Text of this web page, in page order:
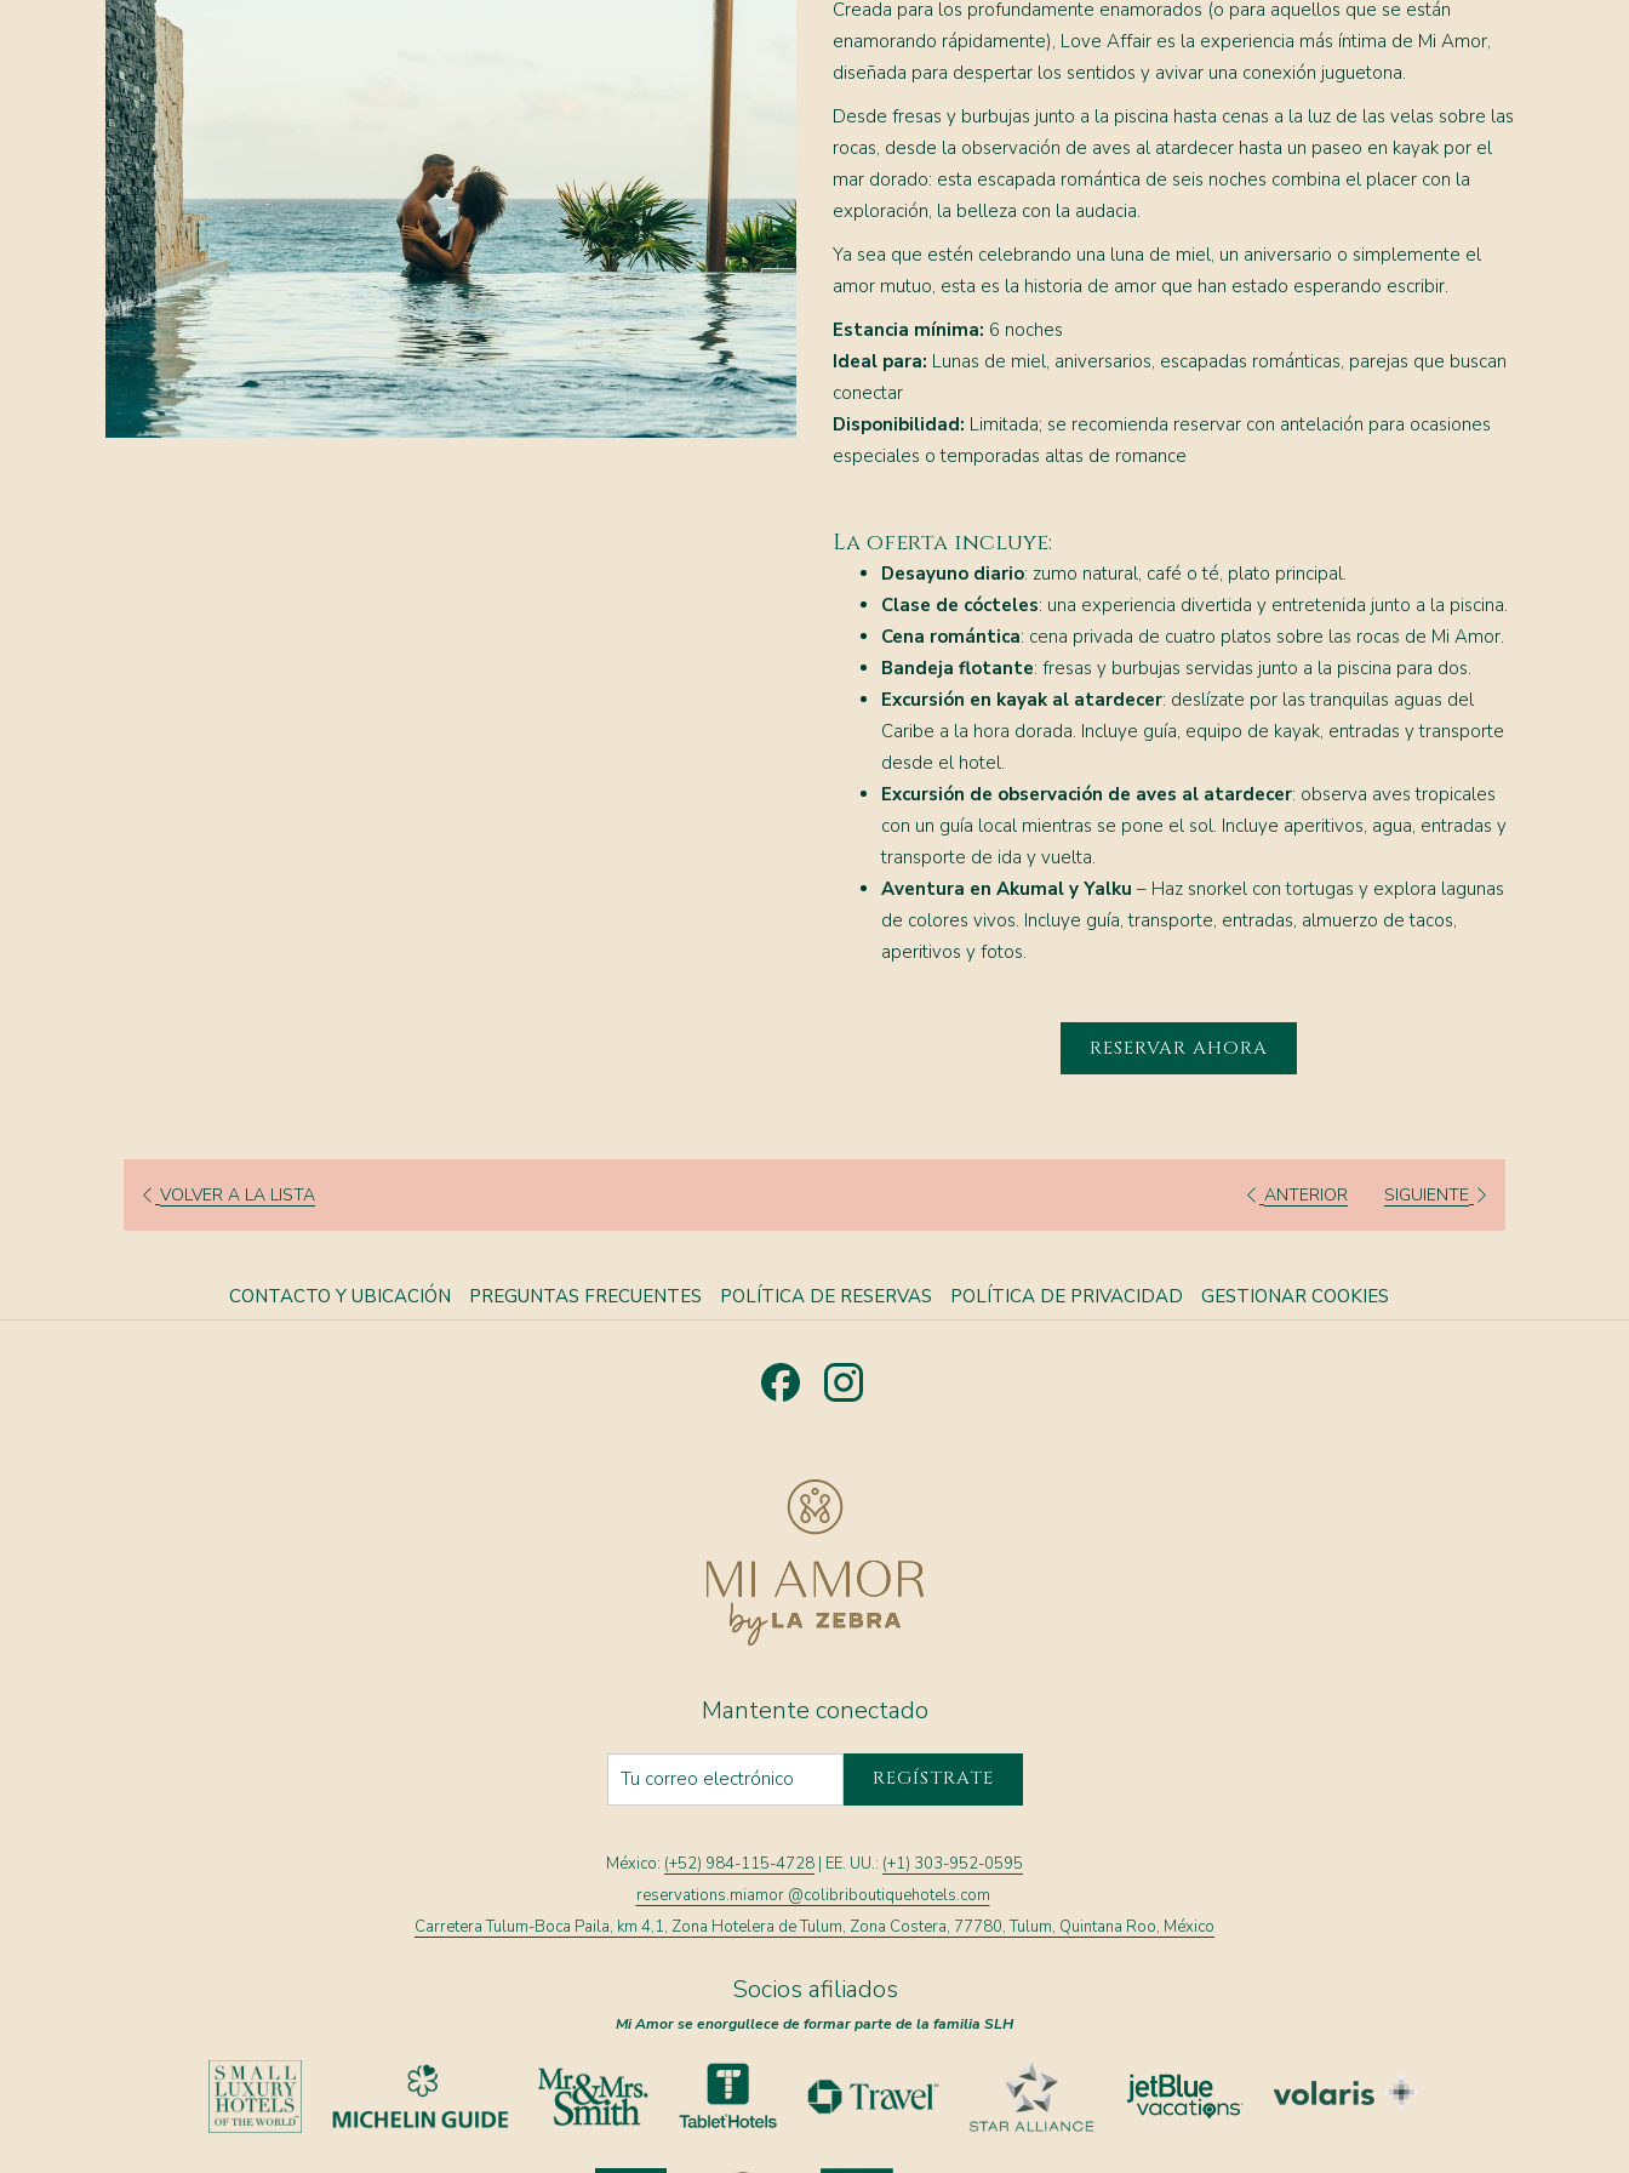
Creada para los profundamente enamorados (o para aquellos que se están
enamorando rápidamente), Love Affair es la experiencia más íntima de Mi Amor,
diseñada para despertar los sentidos y avivar una conexión juguetona.
Desde fresas y burbujas junto a la piscina hasta cenas a la luz de las velas sobre las
rocas, desde la observación de aves al atardecer hasta un paseo en kayak por el
mar dorado: esta escapada romántica de seis noches combina el placer con la
exploración, la belleza con la audacia.
Ya sea que estén celebrando una luna de miel, un aniversario o simplemente el
amor mutuo, esta es la historia de amor que han estado esperando escribir.
Estancia mínima: 6 noches
Ideal para: Lunas de miel, aniversarios, escapadas románticas, parejas que buscan
conectar
Disponibilidad: Limitada; se recomienda reservar con antelación para ocasiones
especiales o temporadas altas de romance
La oferta incluye:
Desayuno diario: zumo natural, café o té, plato principal.
Clase de cócteles: una experiencia divertida y entretenida junto a la piscina.
Cena romántica: cena privada de cuatro platos sobre las rocas de Mi Amor.
Bandeja flotante: fresas y burbujas servidas junto a la piscina para dos.
Excursión en kayak al atardecer: deslízate por las tranquilas aguas del
Caribe a la hora dorada. Incluye guía, equipo de kayak, entradas y transporte
desde el hotel.
Excursión de observación de aves al atardecer: observa aves tropicales
con un guía local mientras se pone el sol. Incluye aperitivos, agua, entradas y
transporte de ida y vuelta.
Aventura en Akumal y Yalku – Haz snorkel con tortugas y explora lagunas
de colores vivos. Incluye guía, transporte, entradas, almuerzo de tacos,
aperitivos y fotos.
RESERVAR AHORA
VOLVER A LA LISTA ANTERIOR SIGUIENTE
CONTACTO Y UBICACIÓN PREGUNTAS FRECUENTES POLÍTICA DE RESERVAS POLÍTICA DE PRIVACIDAD GESTIONAR COOKIES
Mantente conectado
REGÍSTRATE
México: (+52) 984-115-4728 | EE. UU.: (+1) 303-952-0595
reservations.miamor @colibriboutiquehotels.com
Carretera Tulum-Boca Paila, km 4,1, Zona Hotelera de Tulum, Zona Costera, 77780, Tulum, Quintana Roo, México
Socios afiliados
Mi Amor se enorgullece de formar parte de la familia SLH